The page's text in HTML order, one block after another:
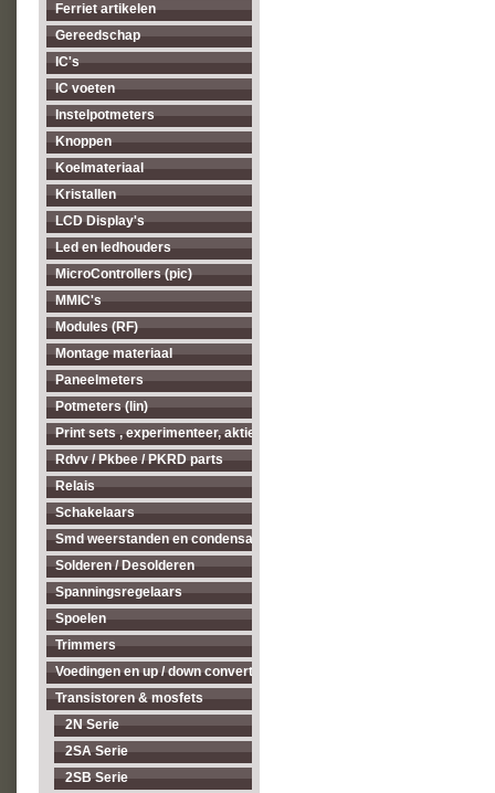
Ferriet artikelen
Gereedschap
IC's
IC voeten
Instelpotmeters
Knoppen
Koelmateriaal
Kristallen
LCD Display's
Led en ledhouders
MicroControllers (pic)
MMIC's
Modules (RF)
Montage materiaal
Paneelmeters
Potmeters (lin)
Print sets , experimenteer, aktieve antenne's enz...
Rdvv / Pkbee / PKRD parts
Relais
Schakelaars
Smd weerstanden en condensatoren
Solderen / Desolderen
Spanningsregelaars
Spoelen
Trimmers
Voedingen en up / down converters
Transistoren & mosfets
2N Serie
2SA Serie
2SB Serie